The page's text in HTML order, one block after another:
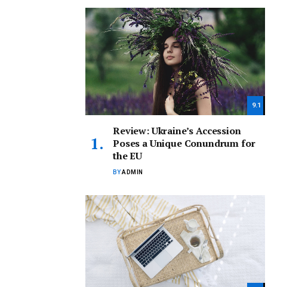
9.1
Review: Ukraine’s Accession
Poses a Unique Conundrum for
the EU
BYADMIN